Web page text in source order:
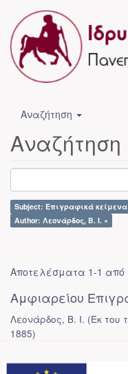
Αναζήτηση
Αναζήτηση
Subject: Επιγραφικά κείμενα
Author: Λεονάρδος, Β. Ι. ×
Αποτελέσματα 1-1 από
Αμφιαρείου
Λεονάρδος, Β. Ι. (Εκ του
1885)